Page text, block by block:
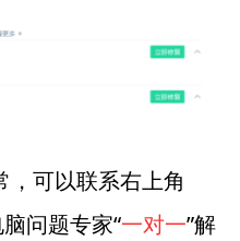
可以联系右上角
问题专家“一对一”解